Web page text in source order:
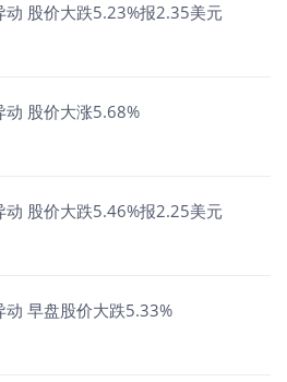
股价大跌5.23%报2.35美元
股价大涨5.68%
股价大跌5.46%报2.25美元
早盘股价大跌5.33%